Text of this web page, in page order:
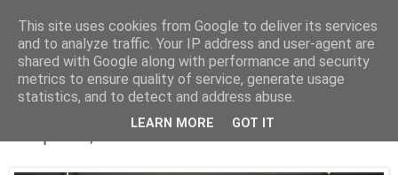
Parakato.gr
Η νέα (καυτή) ατζέντα Ελλάδας -
This site uses cookies from Google to deliver its services
and to analyze traffic. Your IP address and user-agent are
shared with Google along with performance and security
metrics to ensure quality of service, generate usage
statistics, and to detect and address abuse.
LEARN MORE GOT IT